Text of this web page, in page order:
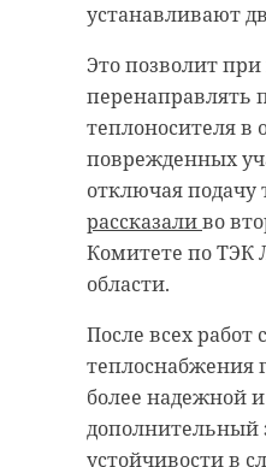
устанавливают
Это позволит
перенаправлять
теплоносителя в
поврежденных
отключая
рассказаливо
Комитете по ТЭК
области.
После всех работ
теплоснабжения
более надежной
дополнительный
устойчивости в